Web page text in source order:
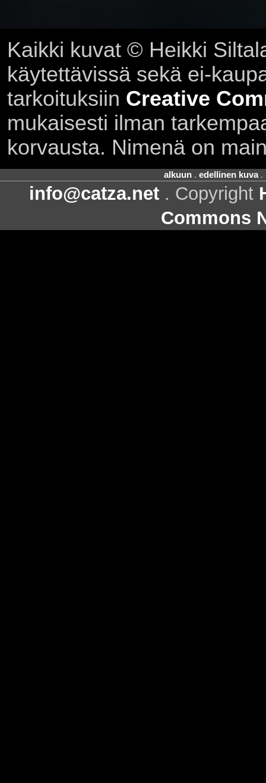
Kaikki kuvat © Heikki
käytettävissä sekä ei-
tarkoituksiin Creative
mukaisesti ilman
korvausta. Nimenä on
alkuun. edellinen kuva.
info@catza.net . Copyright
Commons